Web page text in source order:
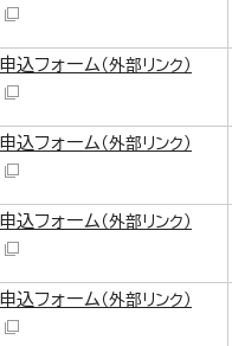
申込フォーム （外部リンク）
申込フォーム （外部リンク）
申込フォーム （外部リンク）
申込フォーム （外部リンク）